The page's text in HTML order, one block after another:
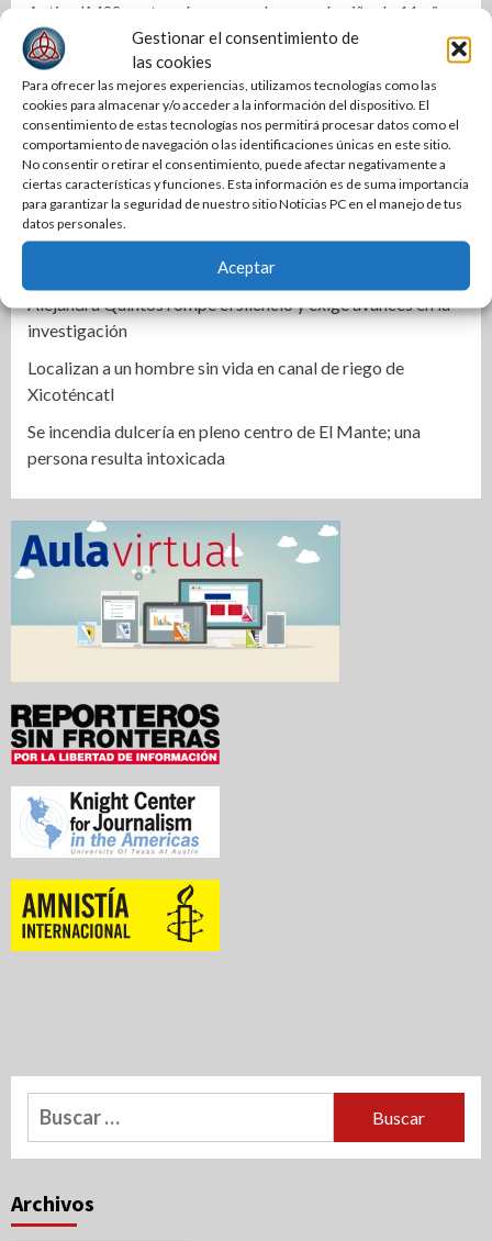
Gestionar el consentimiento de
las cookies
Para ofrecer las mejores experiencias, utilizamos tecnologías como las
cookies para almacenar y/o acceder a la información del dispositivo. El
consentimiento de estas tecnologías nos permitirá procesar datos como el
comportamiento de navegación o las identificaciones únicas en este sitio.
No consentir o retirar el consentimiento, puede afectar negativamente a
ciertas características y funciones. Esta información es de suma importancia
para garantizar la seguridad de nuestro sitio Noticias PC en el manejo de tus
datos personales.
Aceptar
Activa IMSS protocolos por embarazo de niña de 11 años
en Matamoros
Cabalgata une a los pueblos: Olga Sosa en el 399
aniversario de Palmillas
Alertan por clima extremo en Tamaulipas
Mejora COMAPA Altamira red sanitaria en colonia Lázaro
Cárdenas
Fortalece Armando Martínez infraestructura educativa en
Alejandra Quintos rompe el silencio y exige avances en la
investigación
Localizan a un hombre sin vida en canal de riego de
Xicoténcatl
Se incendia dulcería en pleno centro de El Mante; una
persona resulta intoxicada
Buscar:
Archivos